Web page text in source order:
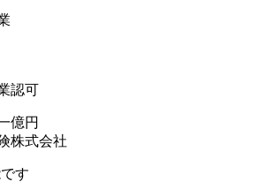
認可
億円
株式会社
す